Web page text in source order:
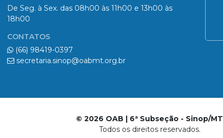
De Seg. à Sex. das 08h00 às 11h00 e 13h00 às
18h00
CONTATOS
(66) 98419-0397
secretaria.sinop@oabmt.org.br
© 2026 OAB | 6ª Subseção - Sinop/MT
Todos os direitos reservados.